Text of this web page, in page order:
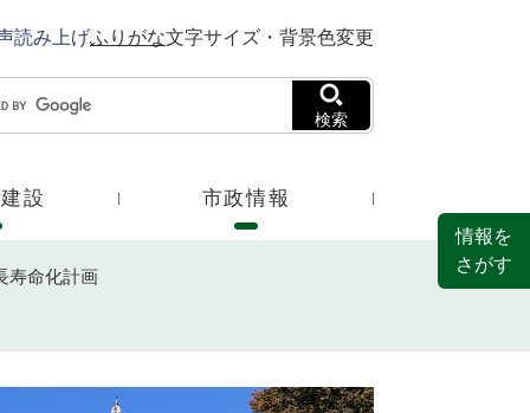
読み上げふりがな文字サイズ・背景色変更
検索
設 市政情報
寿命化計画
情報を
さがす